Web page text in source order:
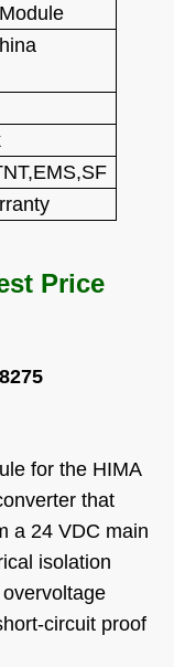
Price
for the HIMA
that
a 24 VDC main
isolation
circuit proof